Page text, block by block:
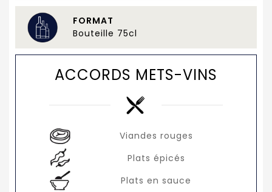
FORMAT
Bouteille 75cl
ACCORDS METS-VINS
Viandes rouges
Plats épicés
Plats en sauce